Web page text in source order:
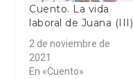
Cuento. La vida
laboral de Juana (III)
2 de noviembre de
2021
En «Cuento»